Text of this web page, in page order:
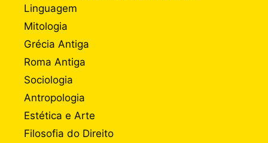
Linguagem
Mitologia
Grécia Antiga
Roma Antiga
Sociologia
Antropologia
Estética e Arte
Filosofia do Direito